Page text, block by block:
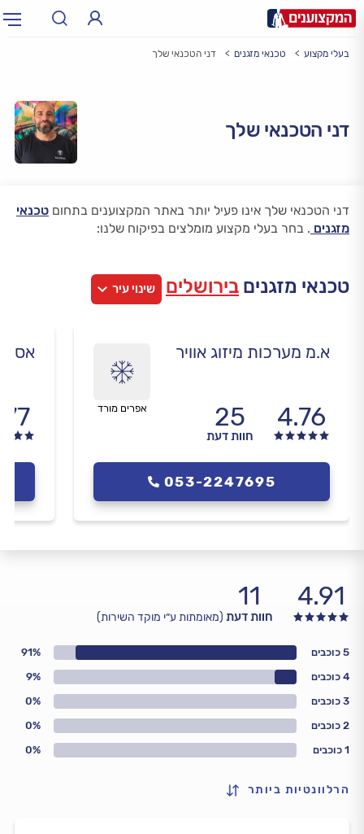
עירעיר: תל אביב, חיפה…
בעלי מקצוע טכנאי מזגנים דני הטכנאי שלך
דני הטכנאי שלך
דני הטכנאי שלך אינו פעיל יותר באתר המקצוענים בתחום טכנאי
מזגנים . בחר בעלי מקצוע מומלצים בפיקוח שלנו:
טכנאי מזגנים בירושלים שינוי עיר
א.מ מערכות מיזוג אוויר
4.76
25
חוות דעת
אפרים מורד
053-2247695
אסף
4.91
11
חוות דעת (מאומתות ע״י מוקד השירות)
1 כוכבים 0%
2 כוכבים 0%
3 כוכבים 0%
4 כוכבים 9%
5 כוכבים 91%
הרלוונטיות ביותר